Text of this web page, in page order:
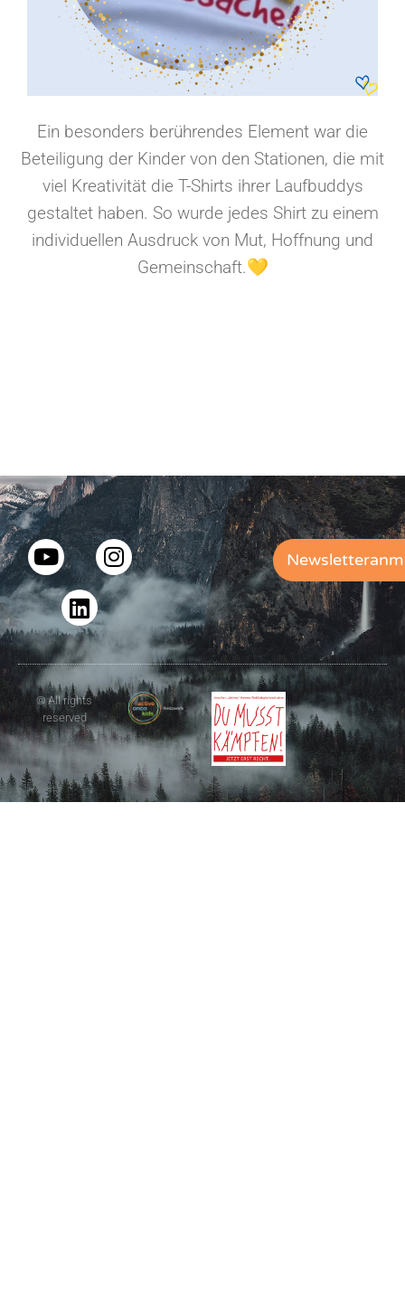
Ein besonders berührendes Element war die
Beteiligung der Kinder von den Stationen, die mit
viel Kreativität die T-Shirts ihrer Laufbuddys
gestaltet haben. So wurde jedes Shirt zu einem
individuellen Ausdruck von Mut, Hoffnung und
Gemeinschaft.💛
© All rights
reserved